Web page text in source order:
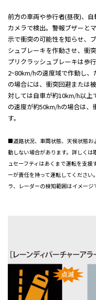
前方の車両や歩行者(昼夜)、
カメラで検出。警報ブザーと
示で衝突の可能性を知らせ、
シュブレーキを作動させ、衝
プリクラッシュブレーキは歩
2~80km/hの速度域で作動し
の場合には、衝突回避または
対しては自車が約10km/h以上
の速度が約50km/hの場合は、
す。
■道路状況、車両状態、天候状態お
動しない場合があります。詳しく
ュセーフティはあくまで運転を支
ーが責任を持って運転してくだ
ラ、レーダーの検知範囲はイメージ